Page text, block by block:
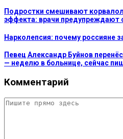
Подростки смешивают
эффекта: врачи предупреждают
Нарколепсия: почему россияне
Певец Александр Буйнов
— неделю в больнице, сейчас
Комментарий